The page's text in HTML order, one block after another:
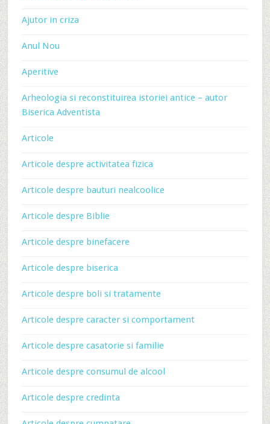
Ajutor in criza
Anul Nou
Aperitive
Arheologia si reconstituirea istoriei antice – autor
Biserica Adventista
Articole
Articole despre activitatea fizica
Articole despre bauturi nealcoolice
Articole despre Biblie
Articole despre binefacere
Articole despre biserica
Articole despre boli si tratamente
Articole despre caracter si comportament
Articole despre casatorie si familie
Articole despre consumul de alcool
Articole despre credinta